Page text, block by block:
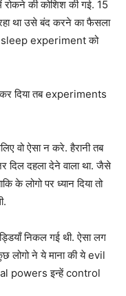
की कोशिश की गई. 15
था उसे बंद करने का फैसला
sleep experiment को
कर दिया तब experiments
वो ऐसा न करे. हैरानी तब
दिल दहला देने वाला था. जैसे
के लोगो पर ध्यान दिया तो
निकल गई थी. ऐसा लग
लोगो ने ये माना की ये evil
powers इन्हें control